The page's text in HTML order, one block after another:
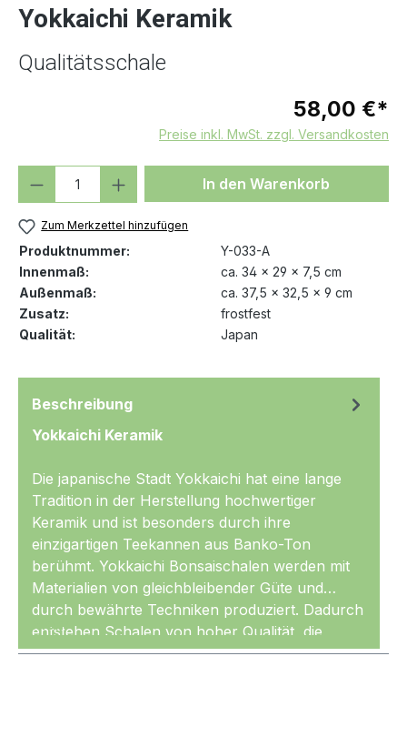
Yokkaichi Keramik
Qualitätsschale
58,00 €*
Preise inkl. MwSt. zzgl. Versandkosten
Produkt Anzahl: Gib denIn den Warenkorb
Zum Merkzettel hinzufügen
Produktnummer:
Y-033-A
Innenmaß:
ca. 34 x 29 x 7,5 cm
Außenmaß:
ca. 37,5 x 32,5 x 9 cm
Zusatz:
frostfest
Qualität:
Japan
Beschreibung
Yokkaichi Keramik
Die japanische Stadt Yokkaichi hat eine lange
Tradition in der Herstellung hochwertiger
Keramik und ist besonders durch ihre
einzigartigen Teekannen aus Banko-Ton
berühmt. Yokkaichi Bonsaischalen werden mit
Materialien von gleichbleibender Güte und
durch bewährte Techniken produziert. Dadurch
entstehen Schalen von hoher Qualität, die
gleichmäßig geformt und sehr sauber glasiert
Mehr